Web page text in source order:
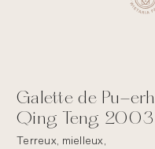
Galette de Pu-erh
Qing Teng 2003
Terreux, mielleux,